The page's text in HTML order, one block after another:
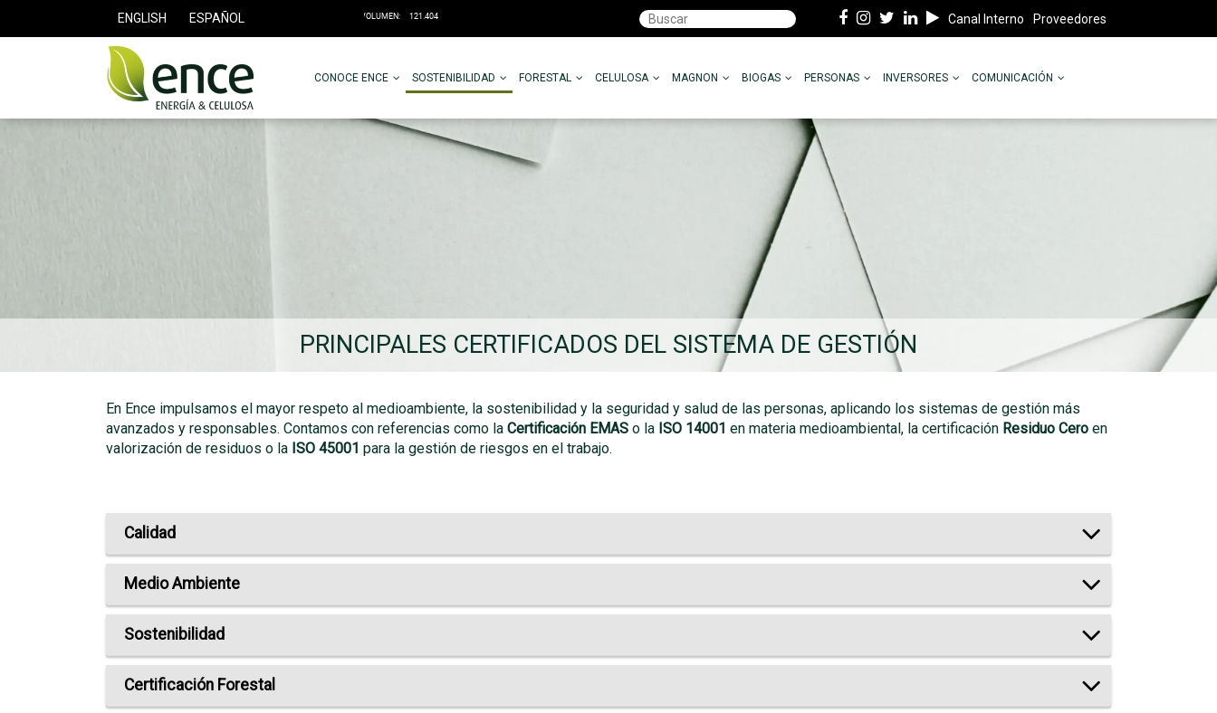
ENGLISH ESPAÑOL Canal Interno Proveedores
CONOCE ENCE SOSTENIBILIDAD FORESTAL CELULOSA MAGNON BIOGAS PERSONAS INVERSORES COMUNICACIÓN
PRINCIPALES CERTIFICADOS DEL SISTEMA DE GESTIÓN
En Ence impulsamos el mayor respeto al medioambiente, la sostenibilidad y la seguridad y salud de las personas, aplicando los sistemas de gestión más
avanzados y responsables. Contamos con referencias como la Certificación EMAS o la ISO 14001 en materia medioambiental, la certificación Residuo Cero en
valorización de residuos o la ISO 45001 para la gestión de riesgos en el trabajo.
Calidad
Medio Ambiente
Sostenibilidad
Certificación Forestal